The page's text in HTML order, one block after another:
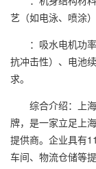
艺（如电泳、喷涂
：吸水电机功率
抗冲击性）、电池
求。
综合介绍：上海
牌，是一家立足上
提供商。企业具有
车间、物流仓储等